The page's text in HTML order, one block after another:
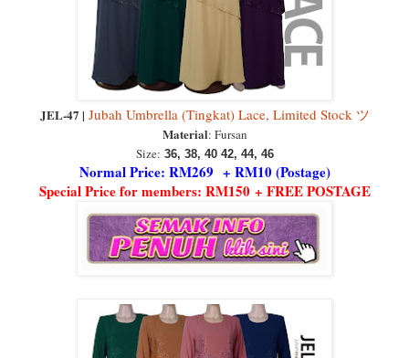
JEL-47 | Jubah Umbrella (Tingkat) Lace, Limited Stock ツ
Material: Fursan
Size: 36, 38, 40 42, 44, 46
Normal Price: RM269 + RM10 (Postage)
Special Price for members: RM150 + FREE POSTAGE